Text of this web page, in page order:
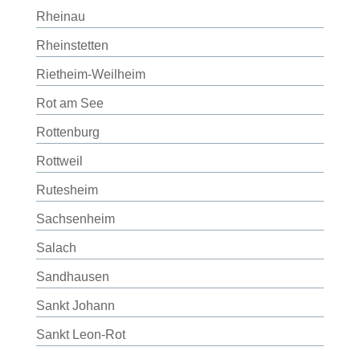
Rheinau
Rheinstetten
Rietheim-Weilheim
Rot am See
Rottenburg
Rottweil
Rutesheim
Sachsenheim
Salach
Sandhausen
Sankt Johann
Sankt Leon-Rot